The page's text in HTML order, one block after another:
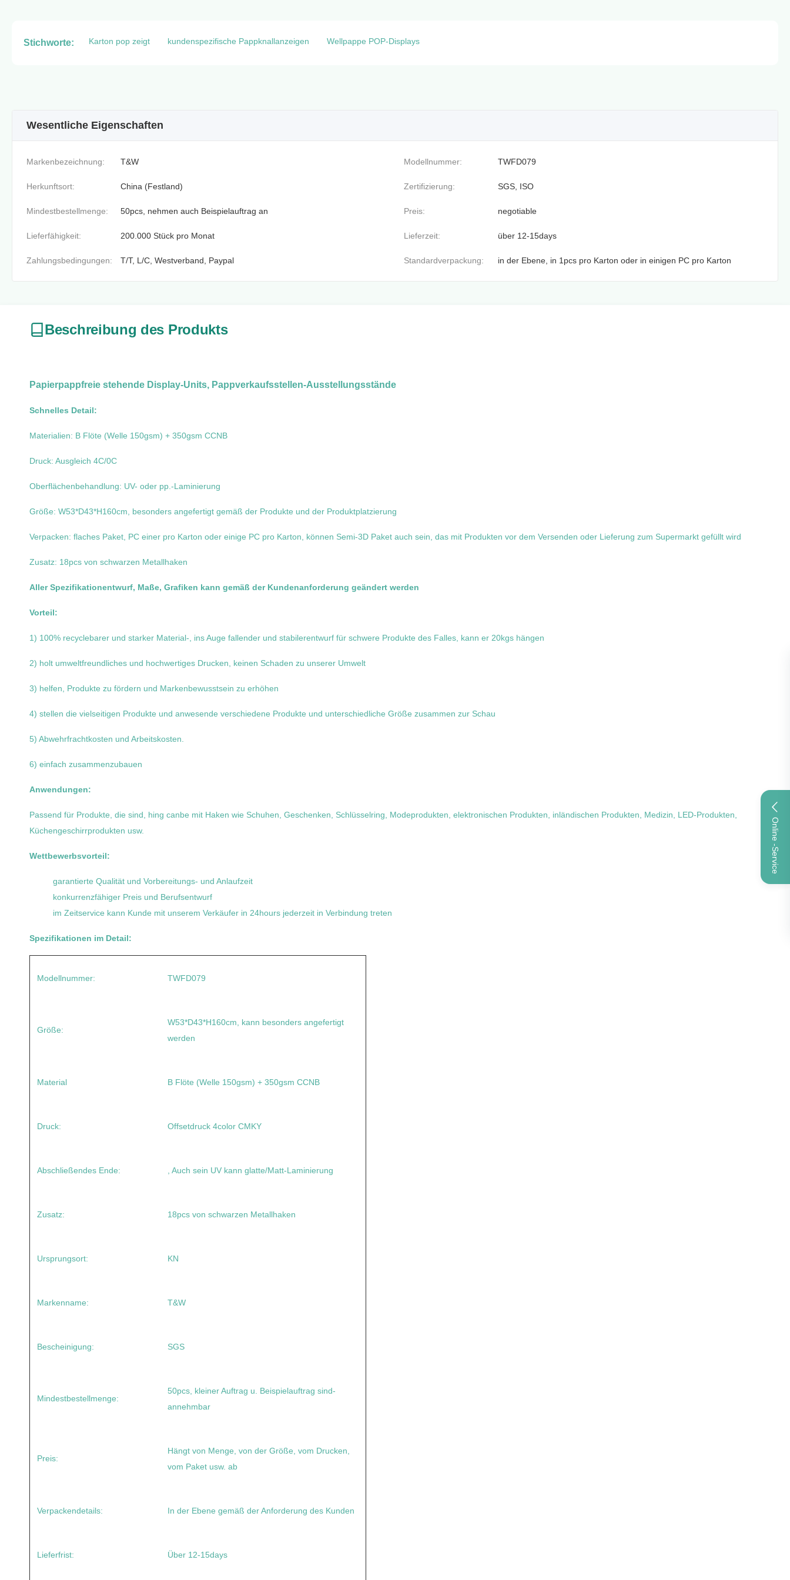
Online -Service
Stichworte: Karton pop zeigt kundenspezifische Pappknallanzeigen Wellpappe POP-Displays
Wesentliche Eigenschaften
Markenbezeichnung: T&W Modellnummer: TWFD079
Herkunftsort: China (Festland) Zertifizierung: SGS, ISO
Mindestbestellmenge: 50pcs, nehmen auch Beispielauftrag an Preis: negotiable
Lieferfähigkeit: 200.000 Stück pro Monat Lieferzeit: über 12-15days
Zahlungsbedingungen: T/T, L/C, Westverband, Paypal Standardverpackung: in der Ebene, in 1pcs pro Karton oder in einigen PC pro Karton
Beschreibung des Produkts
Papierpappfreie stehende Display-Units, Pappverkaufsstellen-Ausstellungsstände
Schnelles Detail:
Materialien: B Flöte (Welle 150gsm) + 350gsm CCNB
Druck: Ausgleich 4C/0C
Oberflächenbehandlung: UV- oder pp.-Laminierung
Größe: W53*D43*H160cm, besonders angefertigt gemäß der Produkte und der Produktplatzierung
Verpacken: flaches Paket, PC einer pro Karton oder einige PC pro Karton, können Semi-3D Paket auch sein, das mit Produkten vor dem Versenden oder Lieferung zum Supermarkt gefüllt wird
Zusatz: 18pcs von schwarzen Metallhaken
Aller Spezifikationentwurf, Maße, Grafiken kann gemäß der Kundenanforderung geändert werden
Vorteil:
1) 100% recyclebarer und starker Material-, ins Auge fallender und stabilerentwurf für schwere Produkte des Falles, kann er 20kgs hängen
2) holt umweltfreundliches und hochwertiges Drucken, keinen Schaden zu unserer Umwelt
3) helfen, Produkte zu fördern und Markenbewusstsein zu erhöhen
4) stellen die vielseitigen Produkte und anwesende verschiedene Produkte und unterschiedliche Größe zusammen zur Schau
5) Abwehrfrachtkosten und Arbeitskosten.
6) einfach zusammenzubauen
Anwendungen:
Passend für Produkte, die sind, hing canbe mit Haken wie Schuhen, Geschenken, Schlüsselring, Modeprodukten, elektronischen Produkten, inländischen Produkten, Medizin, LED-Produkten,
Küchengeschirrprodukten usw.
Wettbewerbsvorteil:
garantierte Qualität und Vorbereitungs- und Anlaufzeit
konkurrenzfähiger Preis und Berufsentwurf
im Zeitservice kann Kunde mit unserem Verkäufer in 24hours jederzeit in Verbindung treten
Spezifikationen im Detail:
Modellnummer: TWFD079
Größe:
W53*D43*H160cm, kann besonders angefertigt
werden
Material B Flöte (Welle 150gsm) + 350gsm CCNB
Druck: Offsetdruck 4color CMKY
Abschließendes Ende: , Auch sein UV kann glatte/Matt-Laminierung
Zusatz: 18pcs von schwarzen Metallhaken
Ursprungsort: KN
Markenname: T&W
Bescheinigung: SGS
Mindestbestellmenge:
50pcs, kleiner Auftrag u. Beispielauftrag sind-
annehmbar
Preis:
Hängt von Menge, von der Größe, vom Drucken,
vom Paket usw. ab
Verpackendetails: In der Ebene gemäß der Anforderung des Kunden
Lieferfrist: Über 12-15days